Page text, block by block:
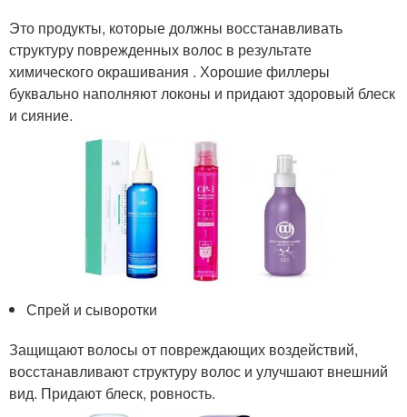
Это продукты, которые должны восстанавливать
структуру поврежденных волос в результате
химического окрашивания . Хорошие филлеры
буквально наполняют локоны и придают здоровый блеск
и сияние.
Спрей и сыворотки
Защищают волосы от повреждающих воздействий,
восстанавливают структуру волос и улучшают внешний
вид. Придают блеск, ровность.